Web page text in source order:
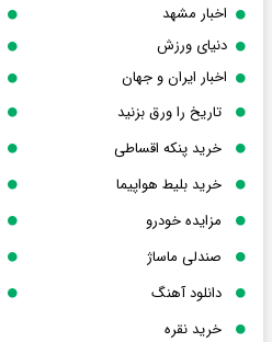
اخبار مشهد
دنیای ورزش
اخبار ایران و جهان
تاریخ را ورق بزنید
خرید پنکه اقساطی
خرید بلیط هواپیما
مزایده خودرو
صندلی ماساژ
دانلود آهنگ
خرید نقره